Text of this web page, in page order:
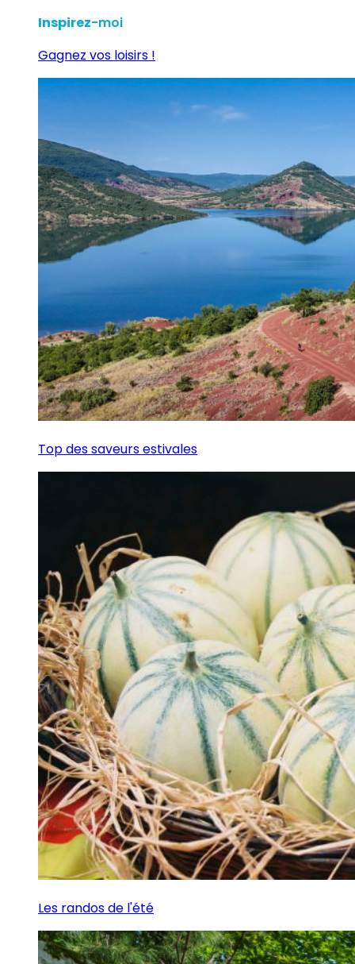
Inspirez-moi
Gagnez vos loisirs !
Top des saveurs estivales
Les randos de l'été